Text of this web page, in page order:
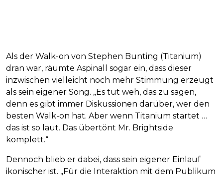
Als der Walk-on von Stephen Bunting (Titanium)
dran war, räumte Aspinall sogar ein, dass dieser
inzwischen vielleicht noch mehr Stimmung erzeugt
als sein eigener Song. „Es tut weh, das zu sagen,
denn es gibt immer Diskussionen darüber, wer den
besten Walk-on hat. Aber wenn Titanium startet …
das ist so laut. Das übertönt Mr. Brightside
komplett.“
Dennoch blieb er dabei, dass sein eigener Einlauf
ikonischer ist. „Für die Interaktion mit dem Publikum